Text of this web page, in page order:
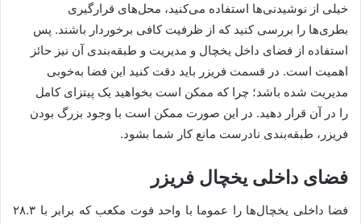
خیلی از نوشیدنی‌ها استفاده می‌کنید، محل‌های قرارگیری
بطری‌ها را بررسی کنید که از ظرفیت کافی برخوردار باشند. پس
استفاده از فضای داخل یخچال و مدیریت و طبقه‌بندی آن نیز حائز
اهمیت است. در قسمت فریزر باید دقت کنید این فضا به‌خوبی
مدیریت شده باشد؛ چرا که ممکن است بخواهید یک پیتزای کامل
را در آن قرار دهید. در این صورت ممکن است با وجود بزرگ بودن
فریزر، طبقه‌بندی نادرست مانع کار شما بشود.
فضای داخلی یخچال فریزر
فضا داخلی یخچال‌ها را عموما با واحد فوت مکعب که برابر با ۲۸.۳